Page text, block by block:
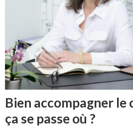
Bien accompagner le
ça se passe où ?